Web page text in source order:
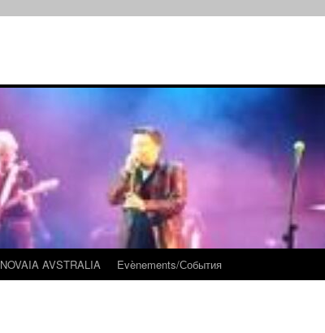
NOVAIA AVSTRALIA Evènements/События